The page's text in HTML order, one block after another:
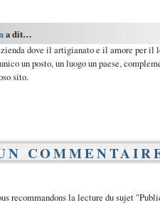
a dit…
dove il artigianato e il amore per il
un posto, un luogo un paese,
sito.
recommandons la lecture du sujet